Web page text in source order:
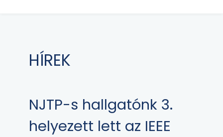
HÍREK
NJTP-s hallgatónk 3.
helyezett lett az IEEE